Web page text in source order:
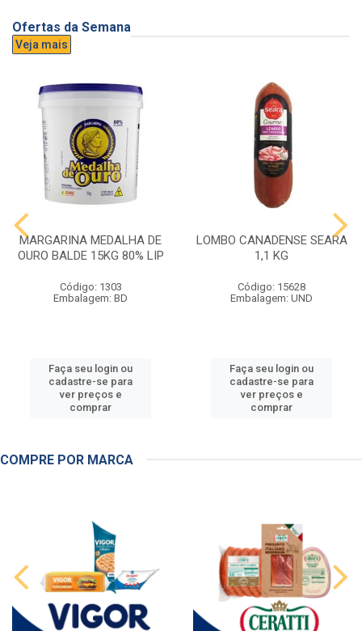
Ofertas da Semana
Veja mais
MARGARINA MEDALHA DE
OURO BALDE 15KG 80% LIP
Código: 1303
Embalagem: BD
Faça seu login ou
cadastre-se para
ver preços e
comprar
LOMBO CANADENSE SEARA
1,1 KG
Código: 15628
Embalagem: UND
Faça seu login ou
cadastre-se para
ver preços e
comprar
COMPRE POR MARCA